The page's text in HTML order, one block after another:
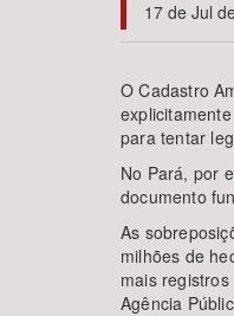
Área de
17 de Jul
O Cadastro
para tentar
No Pará, por
documento
As
milhões de
mais
Agência